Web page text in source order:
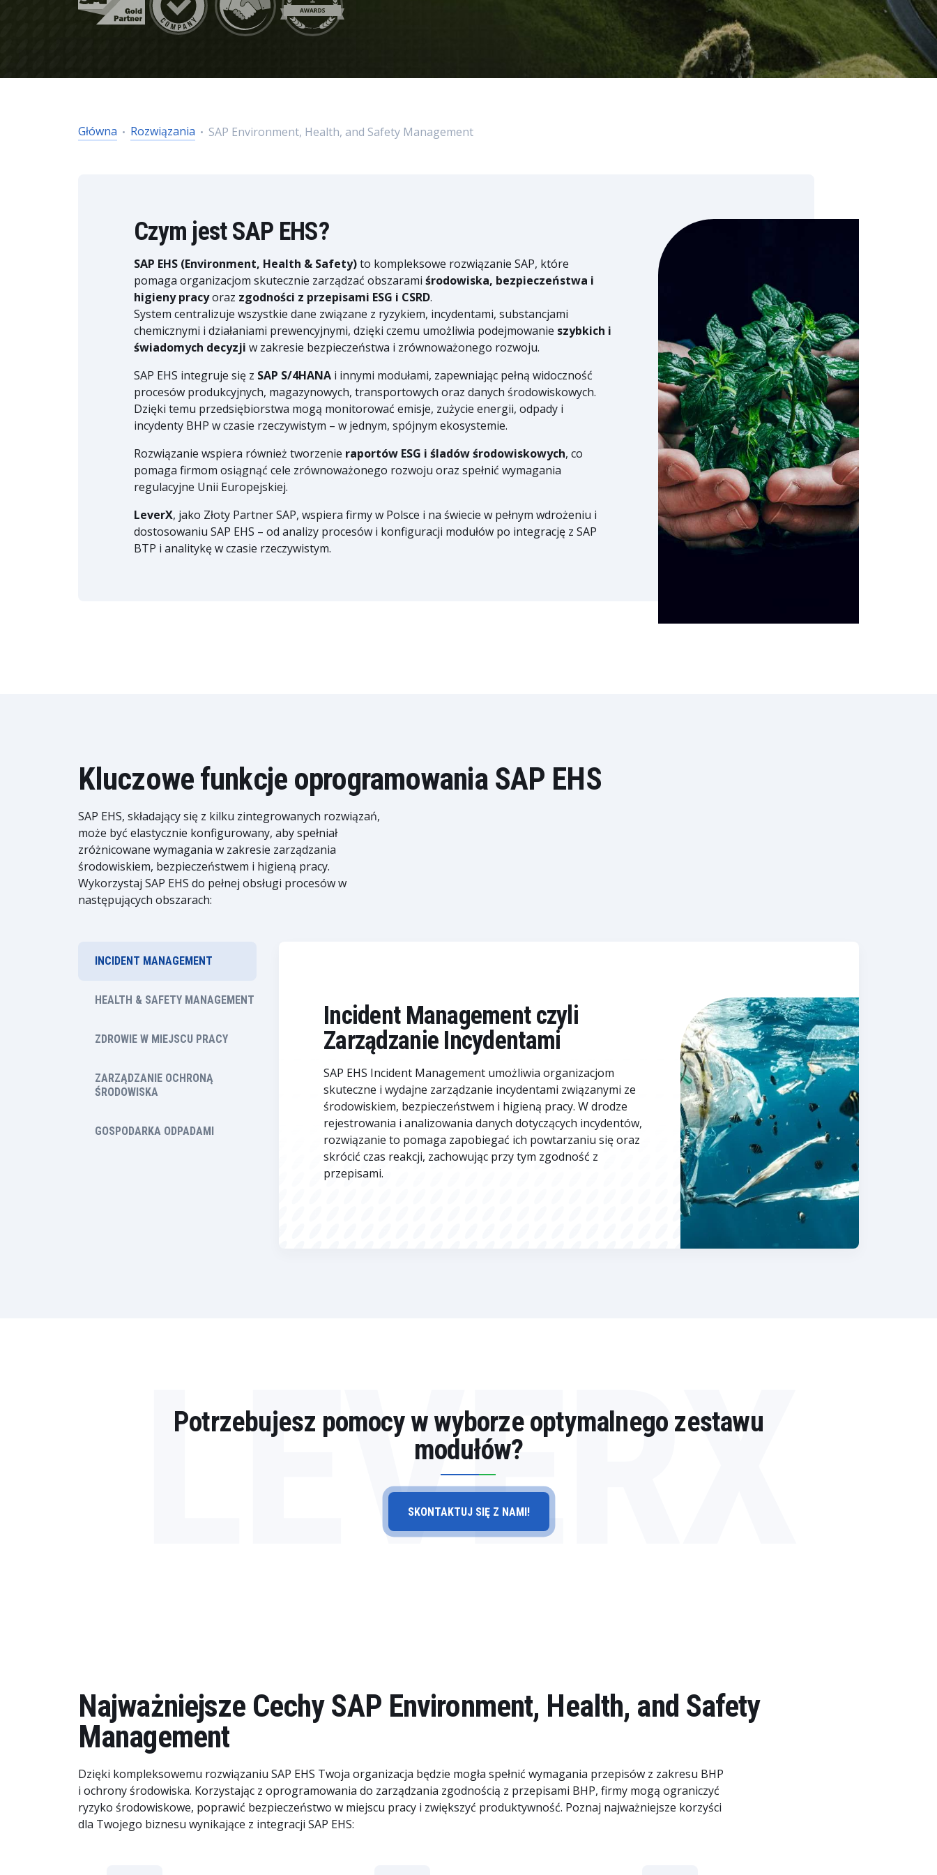
Główna Rozwiązania SAP Environment, Health, and Safety Management
Czym jest SAP EHS?
SAP EHS (Environment, Health & Safety)to kompleksowe rozwiązanie SAP, które
pomaga organizacjom skutecznie zarządzać obszarami środowiska, bezpieczeństwa i
higieny pracyoraz zgodności z przepisami ESG i CSRD.
System centralizuje wszystkie dane związane z ryzykiem, incydentami, substancjami
chemicznymi i działaniami prewencyjnymi, dzięki czemu umożliwia podejmowanie szybkich i
świadomych decyzji w zakresie bezpieczeństwa i zrównoważonego rozwoju.
SAP EHS integruje się z SAP S/4HANA i innymi modułami, zapewniając pełną widoczność
procesów produkcyjnych, magazynowych, transportowych oraz danych środowiskowych.
Dzięki temu przedsiębiorstwa mogą monitorować emisje, zużycie energii, odpady i
incydenty BHP w czasie rzeczywistym – w jednym, spójnym ekosystemie.
Rozwiązanie wspiera również tworzenie raportów ESG i śladów środowiskowych, co
pomaga firmom osiągnąć cele zrównoważonego rozwoju oraz spełnić wymagania
regulacyjne Unii Europejskiej.
LeverX, jako Złoty Partner SAP, wspiera firmy w Polsce i na świecie w pełnym wdrożeniu i
dostosowaniu SAP EHS – od analizy procesów i konfiguracji modułów po integrację z SAP
BTP i analitykę w czasie rzeczywistym.
Kluczowe funkcje oprogramowania SAP EHS
SAP EHS, składający się z kilku zintegrowanych rozwiązań,
może być elastycznie konfigurowany, aby spełniał
zróżnicowane wymagania w zakresie zarządzania
środowiskiem, bezpieczeństwem i higieną pracy.
Wykorzystaj SAP EHS do pełnej obsługi procesów w
następujących obszarach:
INCIDENT MANAGEMENT
HEALTH & SAFETY MANAGEMENT
ZDROWIE W MIEJSCU PRACY
ZARZĄDZANIE OCHRONĄ
ŚRODOWISKA
GOSPODARKA ODPADAMI
Incident Management czyli
Zarządzanie Incydentami
SAP EHS Incident Management umożliwia organizacjom
skuteczne i wydajne zarządzanie incydentami związanymi ze
środowiskiem, bezpieczeństwem i higieną pracy. W drodze
rejestrowania i analizowania danych dotyczących incydentów,
rozwiązanie to pomaga zapobiegać ich powtarzaniu się oraz
skrócić czas reakcji, zachowując przy tym zgodność z
przepisami.
LEVERX
Potrzebujesz pomocy w wyborze optymalnego zestawu
modułów?
SKONTAKTUJ SIĘ Z NAMI!
Najważniejsze Cechy SAP Environment, Health, and Safety
Management
Dzięki kompleksowemu rozwiązaniu SAP EHS Twoja organizacja będzie mogła spełnić wymagania przepisów z zakresu BHP
i ochrony środowiska. Korzystając z oprogramowania do zarządzania zgodnością z przepisami BHP, firmy mogą ograniczyć
ryzyko środowiskowe, poprawić bezpieczeństwo w miejscu pracy i zwiększyć produktywność. Poznaj najważniejsze korzyści
dla Twojego biznesu wynikające z integracji SAP EHS: